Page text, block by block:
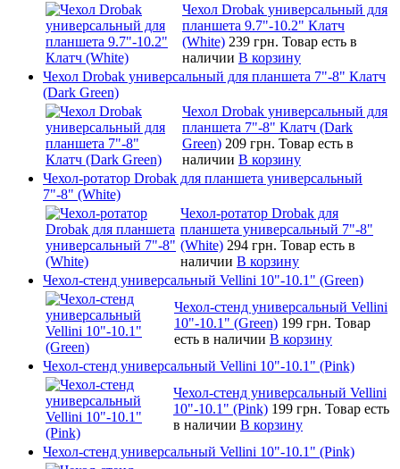
Чехол Drobak универсальный для
планшета 9.7"-10.2" Клатч
(White) 239 грн. Товар есть в
наличии В корзину
Чехол Drobak универсальный для планшета 7"-8" Клатч
(Dark Green)
Чехол Drobak универсальный для
планшета 7"-8" Клатч (Dark
Green) 209 грн. Товар есть в
наличии В корзину
Чехол-ротатор Drobak для планшета универсальный
7"-8" (White)
Чехол-ротатор Drobak для
планшета универсальный 7"-8"
(White) 294 грн. Товар есть в
наличии В корзину
Чехол-стенд универсальный Vellini 10"-10.1" (Green)
Чехол-стенд универсальный Vellini
10"-10.1" (Green) 199 грн. Товар
есть в наличии В корзину
Чехол-стенд универсальный Vellini 10"-10.1" (Pink)
Чехол-стенд универсальный Vellini
10"-10.1" (Pink) 199 грн. Товар есть
в наличии В корзину
Чехол-стенд универсальный Vellini 10"-10.1" (Pink)